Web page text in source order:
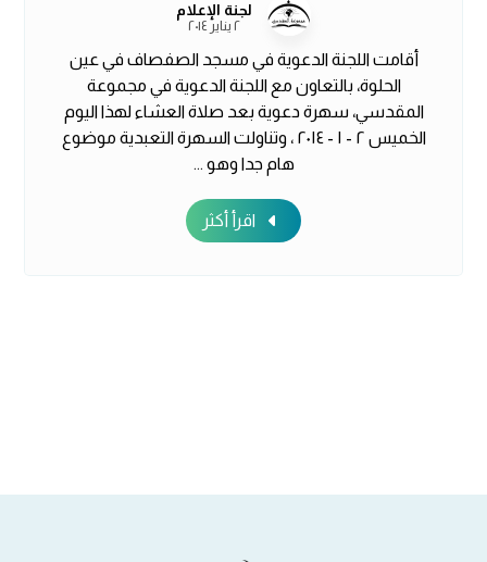
لجنة الإعلام
٢ يناير ٢٠١٤
أقامت اللجنة الدعوية في مسجد الصفصاف في عين
الحلوة، بالتعاون مع اللجنة الدعوية في مجموعة
المقدسي، سهرة دعوية بعد صلاة العشاء لهذا اليوم
الخميس ٢ - ١ - ٢٠١٤ ، وتناولت السهرة التعبدية موضوع
هام جدا وهو ...
اقرأ أكثر